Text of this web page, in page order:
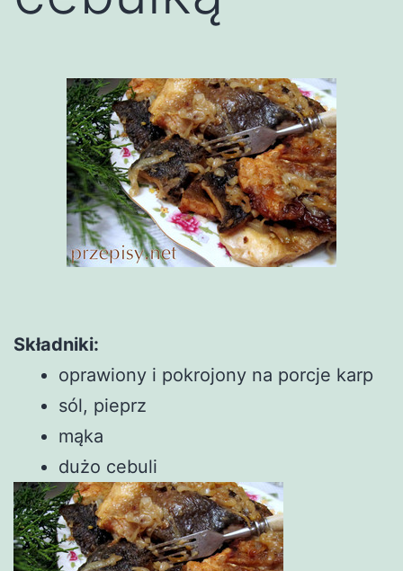
Składniki:
oprawiony i pokrojony na porcje karp
sól, pieprz
mąka
dużo cebuli